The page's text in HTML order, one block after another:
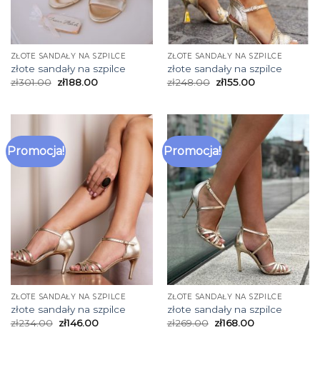
ZŁOTE SANDAŁY NA SZPILCE
złote sandały na szpilce
zł301.00 zł188.00
ZŁOTE SANDAŁY NA SZPILCE
złote sandały na szpilce
zł248.00 zł155.00
Promocja!
ZŁOTE SANDAŁY NA SZPILCE
złote sandały na szpilce
zł234.00 zł146.00
Promocja!
ZŁOTE SANDAŁY NA SZPILCE
złote sandały na szpilce
zł269.00 zł168.00